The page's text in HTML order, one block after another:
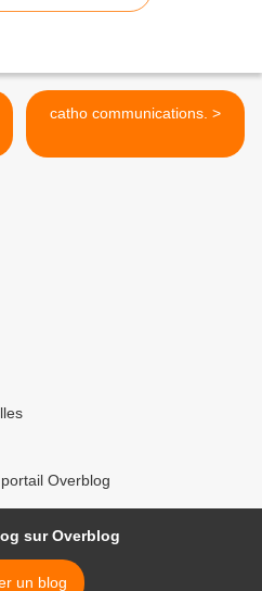
catho communications. >
Overblog
sur Overblog
un blog